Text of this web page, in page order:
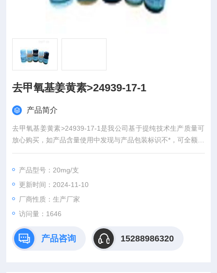
去甲氧基姜黄素>24939-17-1
产品简介
去甲氧基姜黄素>24939-17-1是我公司基于提纯技术生产质量可
放心购买，如产品含量使用中发现与产品包装标识不*，可全额退
款，为使广大客户一站式购齐所需试剂我公司同时代理：中检所
基于对我司产品质量的保证，院校及医院客户可先发货后付款。
同单位购货积分每季度均可参加礼品兑换（iphone 6、iPhone5
s、iPad min
产品型号：20mg/支
更新时间：2024-11-10
厂商性质：生产厂家
访问量：1646
产品咨询 15288986320